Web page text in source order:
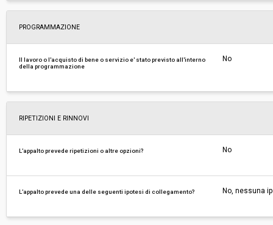
PROGRAMMAZIONE
Il lavoro o l'acquisto di bene o servizio e' stato previsto all'interno
della programmazione
No
RIPETIZIONI E RINNOVI
L’appalto prevede ripetizioni o altre opzioni? No
L’appalto prevede una delle seguenti ipotesi di collegamento? No, nessuna